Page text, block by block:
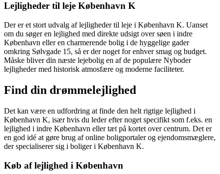
Lejligheder til leje København K
Der er et stort udvalg af lejligheder til leje i København K. Uanset
om du søger en lejlighed med direkte udsigt over søen i indre
København eller en charmerende bolig i de hyggelige gader
omkring Sølvgade 15, så er der noget for enhver smag og budget.
Måske bliver din næste lejebolig en af de populære Nyboder
lejligheder med historisk atmosfære og moderne faciliteter.
Find din drømmelejlighed
Det kan være en udfordring at finde den helt rigtige lejlighed i
København K, især hvis du leder efter noget specifikt som f.eks. en
lejlighed i indre København eller tæt på kortet over centrum. Det er
en god idé at gøre brug af online boligportaler og ejendomsmæglere,
der specialiserer sig i boliger i København K.
Køb af lejlighed i København